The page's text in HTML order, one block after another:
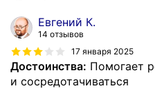
Евгений К.
14 отзывов
17 января 2025
Достоинства: Помогает
и сосредотачиваться